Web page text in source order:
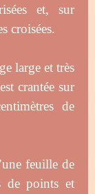
et, sur
croisées.
large et très
crantée sur
de
feuille de
de points et